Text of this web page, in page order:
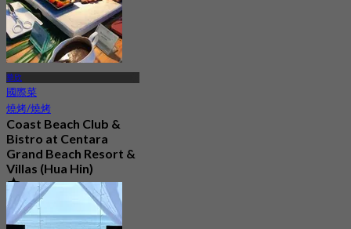
華欣
國際菜
燒烤/燒烤
Coast Beach Club &
Bistro at Centara
Grand Beach Resort &
Villas (Hua Hin)
4.7
359 已預訂
起฿ 615